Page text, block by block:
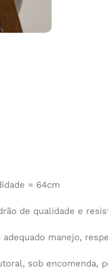
= 64cm
de qualidade e
manejo,
sob encomenda,